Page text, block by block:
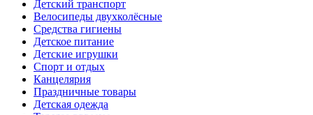
Детский транспорт
Велосипеды двухколёсные
Средства гигиены
Детское питание
Детские игрушки
Спорт и отдых
Канцелярия
Праздничные товары
Детская одежда